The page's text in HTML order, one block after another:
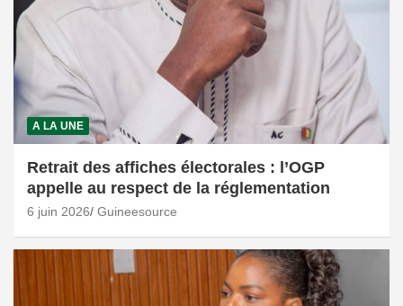
A LA UNE
Retrait des affiches électorales : l’OGP
appelle au respect de la réglementation
6 juin 2026 Guineesource